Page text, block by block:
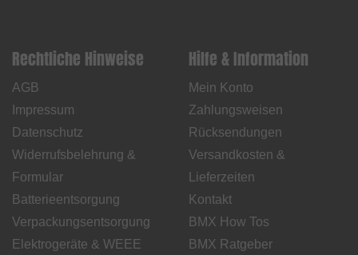
Rechtliche Hinweise
AGB
Impressum
Datenschutz
Widerrufsbelehrung &
Formular
Batterieentsorgung
Verpackungsentsorgung
Elektrogeräte & WEEE
Hilfe & Information
Mein Konto
Zahlungsweisen
Rücksendungen
Versandkosten &
Lieferzeiten
Kontakt
BMX How Tos
BMX Ratgeber